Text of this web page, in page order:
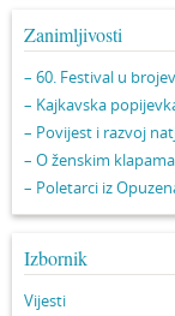
Zanimljivosti
– 60. Festival u
– Kajkavska
– Povijest i razvoj
– O ženskim klapama
– Poletarci iz
Izbornik
Vijesti